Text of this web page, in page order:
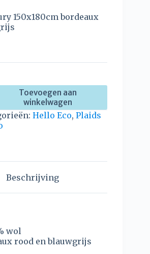
150x180cm bordeaux
Toevoegen aan
winkelwagen
Hello Eco, Plaids
Beschrijving
wol
rood en blauwgrijs